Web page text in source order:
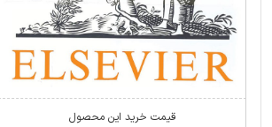
قیمت خرید این محصول